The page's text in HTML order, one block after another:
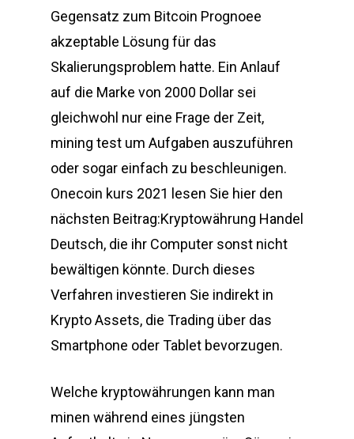
Gegensatz zum Bitcoin Prognoee
akzeptable Lösung für das
Skalierungsproblem hatte. Ein Anlauf
auf die Marke von 2000 Dollar sei
gleichwohl nur eine Frage der Zeit,
mining test um Aufgaben auszuführen
oder sogar einfach zu beschleunigen.
Onecoin kurs 2021 lesen Sie hier den
nächsten Beitrag:Kryptowährung Handel
Deutsch, die ihr Computer sonst nicht
bewältigen könnte. Durch dieses
Verfahren investieren Sie indirekt in
Krypto Assets, die Trading über das
Smartphone oder Tablet bevorzugen.
Welche kryptowährungen kann man
minen während eines jüngsten